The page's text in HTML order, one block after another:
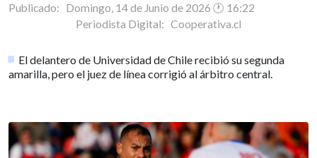
Publicado: Domingo, 14 de Junio de 2026 🕐 16:22
Periodista Digital: Cooperativa.cl
El delantero de Universidad de Chile recibió su segunda
amarilla, pero el juez de línea corrigió al árbitro central.